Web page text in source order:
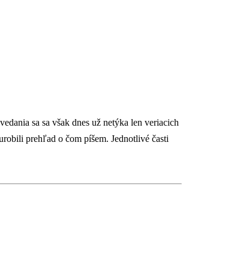
sa sa však dnes už netýka len veriacich
prehľad o čom píšem. Jednotlivé časti